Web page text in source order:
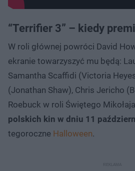
“Terrifier 3” – kiedy
W roli głównej powróci David
ekranie towarzyszyć mu będą:
Samantha Scaffidi (Victoria
(Jonathan Shaw), Chris Jericho
Roebuck w roli Świętego
polskich kin w dniu 11
tegoroczne Halloween.